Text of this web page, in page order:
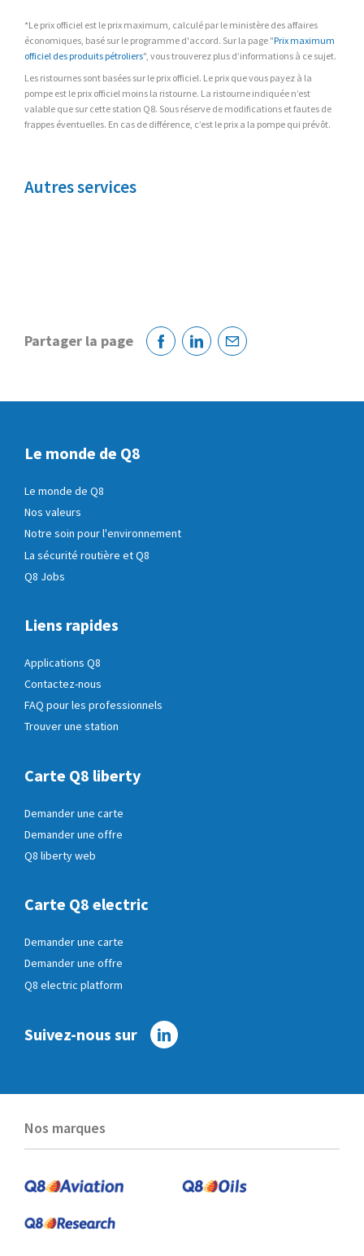
*Le prix officiel est le prix maximum, calculé par le ministère des affaires
économiques, basé sur le programme d'accord. Sur la page "Prix maximum
officiel des produits pétroliers", vous trouverez plus d’informations à ce sujet.
Les ristournes sont basées sur le prix officiel. Le prix que vous payez à la
pompe est le prix officiel moins la ristourne. La ristourne indiquée n’est
valable que sur cette station Q8. Sous réserve de modifications et fautes de
frappes éventuelles. En cas de différence, c’est le prix a la pompe qui prévôt.
Autres services
Partager la page
FacebookLinkedinCourriel
Le monde de Q8
Le monde de Q8
Nos valeurs
Notre soin pour l'environnement
La sécurité routière et Q8
Q8 Jobs
Liens rapides
Applications Q8
Contactez-nous
FAQ pour les professionnels
Trouver une station
Carte Q8 liberty
Demander une carte
Demander une offre
Q8 liberty web
Carte Q8 electric
Demander une carte
Demander une offre
Q8 electric platform
Suivez-nous sur
Linkedin
Nos marques